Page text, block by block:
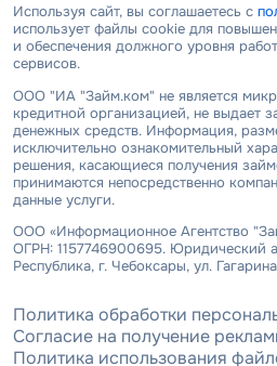
Используя сайт, вы соглашаетесь с
использует файлы cookie для
и обеспечения должного уровня
сервисов.
ООО "ИА "Займ.ком" не является
кредитной организацией, не выдает
денежных средств. Информация,
исключительно ознакомительный
решения, касающиеся получения
принимаются непосредственно
данные услуги.
ООО «Информационное Агентство
ОГРН: 1157746900695. Юридический
Республика, г. Чебоксары, ул.
Политика обработки
Согласие на получение
Политика использования